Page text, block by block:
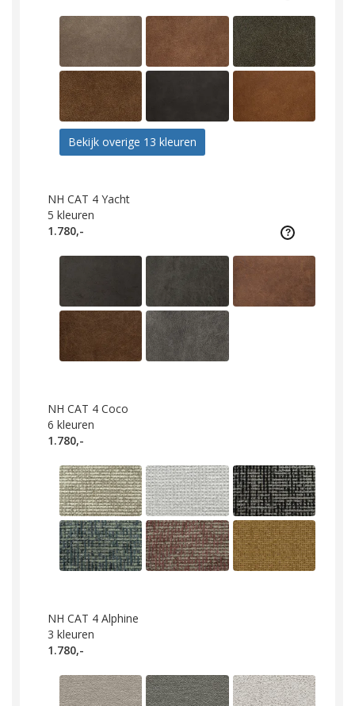
Bekijk overige 13 kleuren
NH CAT 4 Yacht
5 kleuren
1.780,-
NH CAT 4 Coco
6 kleuren
1.780,-
NH CAT 4 Alphine
3 kleuren
1.780,-